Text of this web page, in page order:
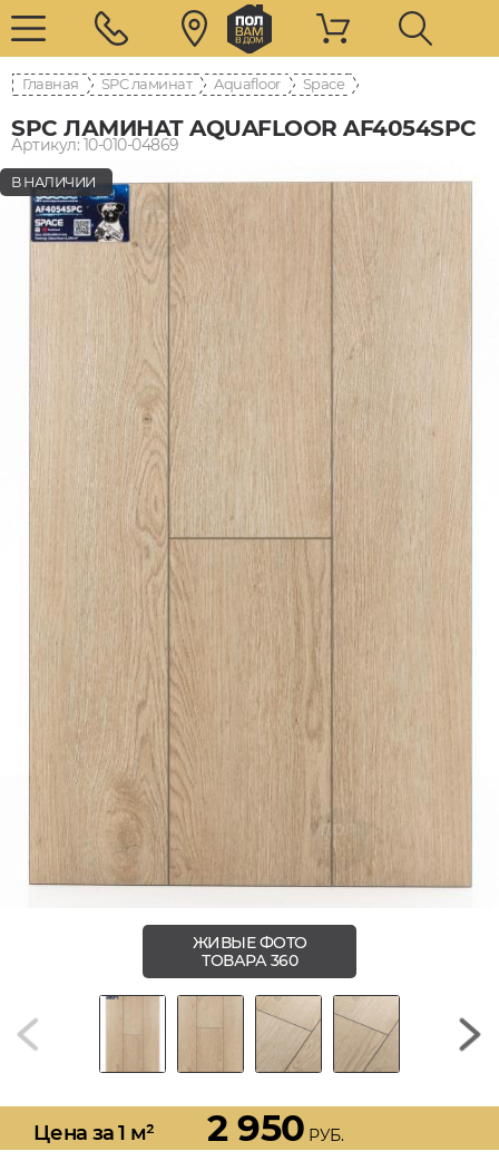
Главная SPC ламинат Aquafloor Space
SPC ЛАМИНАТ AQUAFLOOR AF4054SPC
Артикул: 10-010-04869
В НАЛИЧИИ
ЖИВЫЕ ФОТО
ТОВАРА 360
Цена за 1 м² 2 950 РУБ.